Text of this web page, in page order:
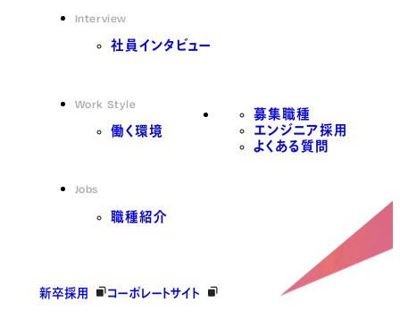
Interview
社員インタビュー
Work Style
働く環境
Jobs
職種紹介
募集職種
エンジニア採用
よくある質問
新卒採用 コーポレートサイト